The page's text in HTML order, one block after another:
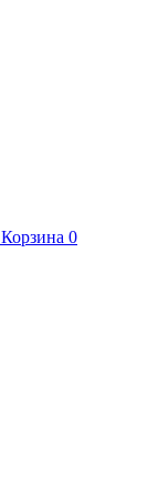
Корзина 0